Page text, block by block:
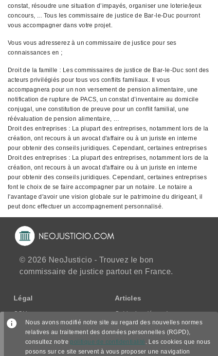
constat, résoudre une situation d’impayés, organiser une loterie/jeux
concours, ... Tous les commissaire de justice de Bar-le-Duc pourront
vous accompagner dans votre projet.
Vous vous adresserez à un commissaire de justice pour ses
connaissances en ;
Droit de la famille : Les commissaires de justice de Bar-le-Duc sont des
acteurs privilégiés pour tous vos conflits familiaux. Il vous
accompagnera pour un non versement de pension alimentaire, une
notification de rupture de PACS, un constat d’inventaire au domicile
conjugal, une constitution de preuve pour un conflit familial, une
réévaluation de pension alimentaire, …
Droit des entreprises : La plupart des entreprises, notamment lors de la
création, ont recours à un avocat d'affaire ou à un juriste en interne
pour obtenir des conseils juridiques. Cependant, certaines entreprises
Droit des entreprises : La plupart des entreprises, notamment lors de la
création, ont recours à un avocat d'affaire ou à un juriste en interne
pour obtenir des conseils juridiques. Cependant, certaines entreprises
font le choix de se faire accompagner par un notaire. Le notaire a
l'avantage d'avoir une vision globale sur le patrimoine du dirigeant, il
peut donc effectuer un accompagnement personnalisé.
© 2026 NeoJusticio - Trouvez le bon
commissaire de justice partout en France.
Légal
CGU
CGV/CPPS
Politique de confidentialité
Articles
Guide des démarches
Nous avons modifié notre site au regard des nouvelles normes
relatives au traitement des données personnelles (RGPD),
consultez notre politique de confidentialité . Les cookies que nous
posons sur ce site servent à vous proposer une navigation